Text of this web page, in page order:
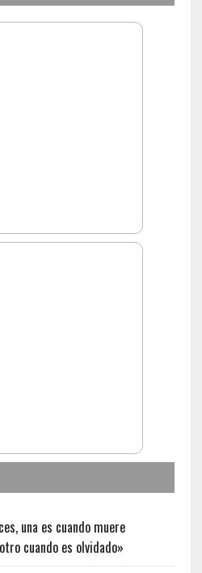
una es cuando muere
cuando es olvidado»